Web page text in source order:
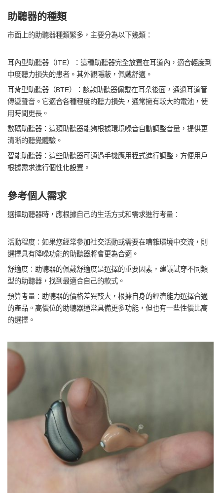
助聽器的種類
市面上的助聽器種類繁多，主要分為以下幾類：
耳內型助聽器（ITE）：這種助聽器完全放置在耳道內，適合輕度到
中度聽力損失的患者。其外觀隱蔽，佩戴舒適。
耳背型助聽器（BTE）：該款助聽器佩戴在耳朵後面，通過耳道管
傳遞聲音。它適合各種程度的聽力損失，通常擁有較大的電池，使
用時間更長。
數碼助聽器：這類助聽器能夠根據環境噪音自動調整音量，提供更
清晰的聽覺體驗。
智能助聽器：這些助聽器可通過手機應用程式進行調整，方便用戶
根據需求進行個性化設置。
參考個人需求
選擇助聽器時，應根據自己的生活方式和需求進行考量：
活動程度：如果您經常參加社交活動或需要在嘈雜環境中交流，則
選擇具有降噪功能的助聽器將會更為合適。
舒適度：助聽器的佩戴舒適度是選擇的重要因素，建議試穿不同類
型的助聽器，找到最適合自己的款式。
預算考量：助聽器的價格差異較大，根據自身的經濟能力選擇合適
的產品。高價位的助聽器通常具備更多功能，但也有一些性價比高
的選擇。